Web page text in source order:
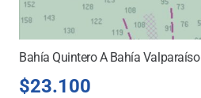
Bahía Quintero A Bahía Valparaíso
$23.100